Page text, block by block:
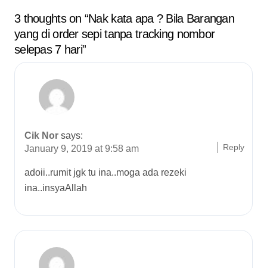
i
o
3 thoughts on “Nak kata apa ? Bila Barangan
yang di order sepi tanpa tracking nombor
selepas 7 hari”
Cik Nor says:
January 9, 2019 at 9:58 am
adoii..rumit jgk tu ina..moga ada rezeki
ina..insyaAllah
Reply